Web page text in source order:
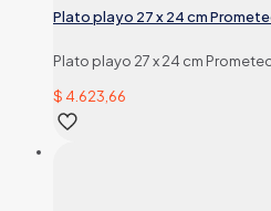
Plato playo 27 x 24 cm
Plato playo 27 x 24 cm
$ 4.623,66